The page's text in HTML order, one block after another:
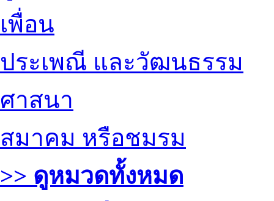
เพื่อน
ประเพณี และวัฒนธรรม
ศาสนา
สมาคม หรือชมรม
>> ดูหมวดทั้งหมด